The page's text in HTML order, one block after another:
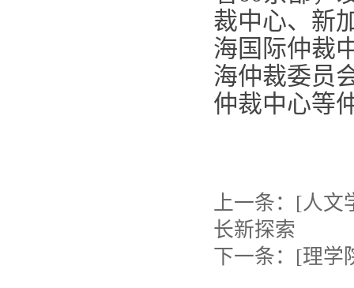
裁中心、新
海国际仲裁
海仲裁委员
仲裁中心等
上一条： [人文
长新探索
下一条： [理学